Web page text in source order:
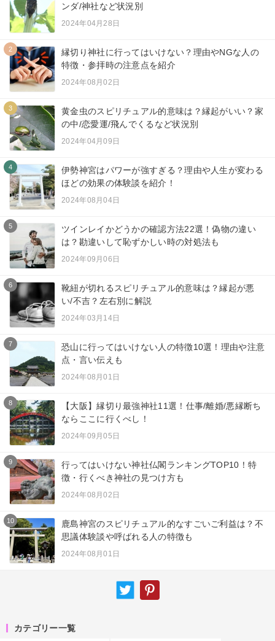
ンダ/神社など状況別
2024年04月28日
2
縁切り神社に行ってはいけない？理由やNGな人の
特徴・参拝時の注意点を紹介
2024年08月02日
3
黄金虫のスピリチュアル的意味は？縁起がいい？家
の中/恋愛運/飛んでくるなど状況別
2024年04月09日
4
伊勢神宮はパワーが強すぎる？理由や人生が変わる
ほどの効果の体験談を紹介！
2024年08月04日
5
ツインレイかどうかの確認方法22選！偽物の違い
は？勘違いして恥ずかしい時の対処法も
2024年09月06日
6
靴紐が切れるスピリチュアル的意味は？縁起が悪
い/不吉？左右別に解説
2024年03月14日
7
恐山に行ってはいけない人の特徴10選！理由や注意
点・言い伝えも
2024年08月01日
8
【大阪】縁切り最強神社11選！仕事/離婚/悪縁断ち
ならここに行くべし！
2024年09月05日
9
行ってはいけない神社仏閣ランキングTOP10！特
徴・行くべき神社の見つけ方も
2024年08月02日
10
鹿島神宮のスピリチュアル的なすごいご利益は？不
思議体験談や呼ばれる人の特徴も
2024年08月01日
カテゴリー一覧